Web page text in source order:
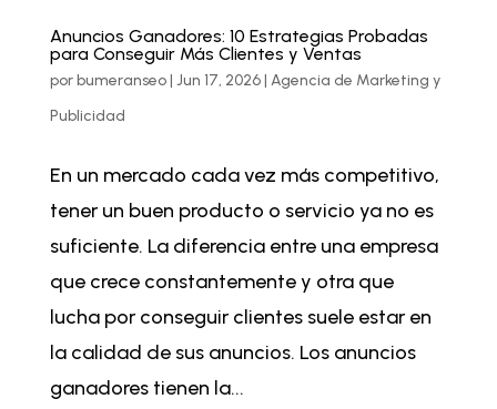
Anuncios Ganadores: 10 Estrategias Probadas
para Conseguir Más Clientes y Ventas
porbumeranseo| Jun 17, 2026| Agencia de Marketing y
Publicidad
En un mercado cada vez más competitivo,
tener un buen producto o servicio ya no es
suficiente. La diferencia entre una empresa
que crece constantemente y otra que
lucha por conseguir clientes suele estar en
la calidad de sus anuncios. Los anuncios
ganadores tienen la...